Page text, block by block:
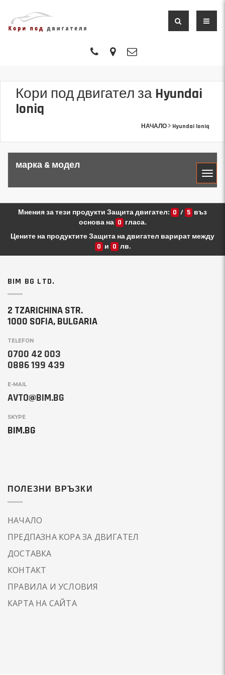
Кори под двигател за Hyundai
Ioniq
НАЧАЛО Hyundai Ioniq
марка & модел
Мнения за тези продукти Защита двигател: 0 / 5 въз
основа на 0 гласа.
Цените на продуктите Защита на двигател варират между
0 и 0 лв.
BIM BG LTD.
2 TZARICHINA STR.
1000 SOFIA, BULGARIA
TELEFON
0700 42 003
0886 199 439
E-MAIL
AVTO@BIM.BG
SKYPE
BIM.BG
ПОЛЕЗНИ ВРЪЗКИ
НАЧАЛО
ПРЕДПАЗНА КОРА ЗА ДВИГАТЕЛ
ДОСТАВКА
КОНТАКТ
ПРАВИЛА И УСЛОВИЯ
КАРТА НА САЙТА